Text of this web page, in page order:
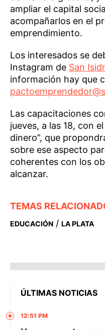
ampliar el capital
acompañarlos en el
emprendimiento.
Los interesados se
Instagram de San
información hay que
Las capacitaciones
jueves, a las 18, con
dinero”, que
sobre ese aspecto
coherentes con los
alcanzar.
TEMAS
EDUCACIÓN / LA PLATA
ÚLTIMAS NOTICIAS
12:51 PM